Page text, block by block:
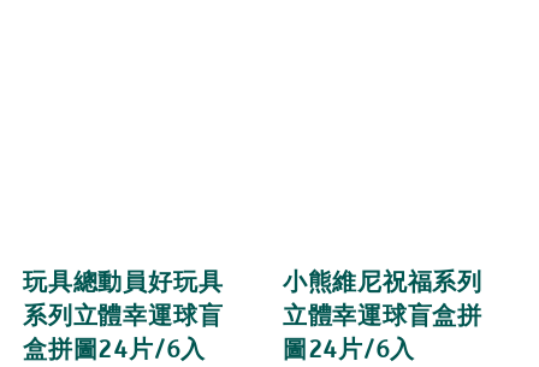
玩具總動員好玩具
系列立體幸運球盲
盒拼圖24片/6入
小熊維尼祝福系列
立體幸運球盲盒拼
圖24片/6入